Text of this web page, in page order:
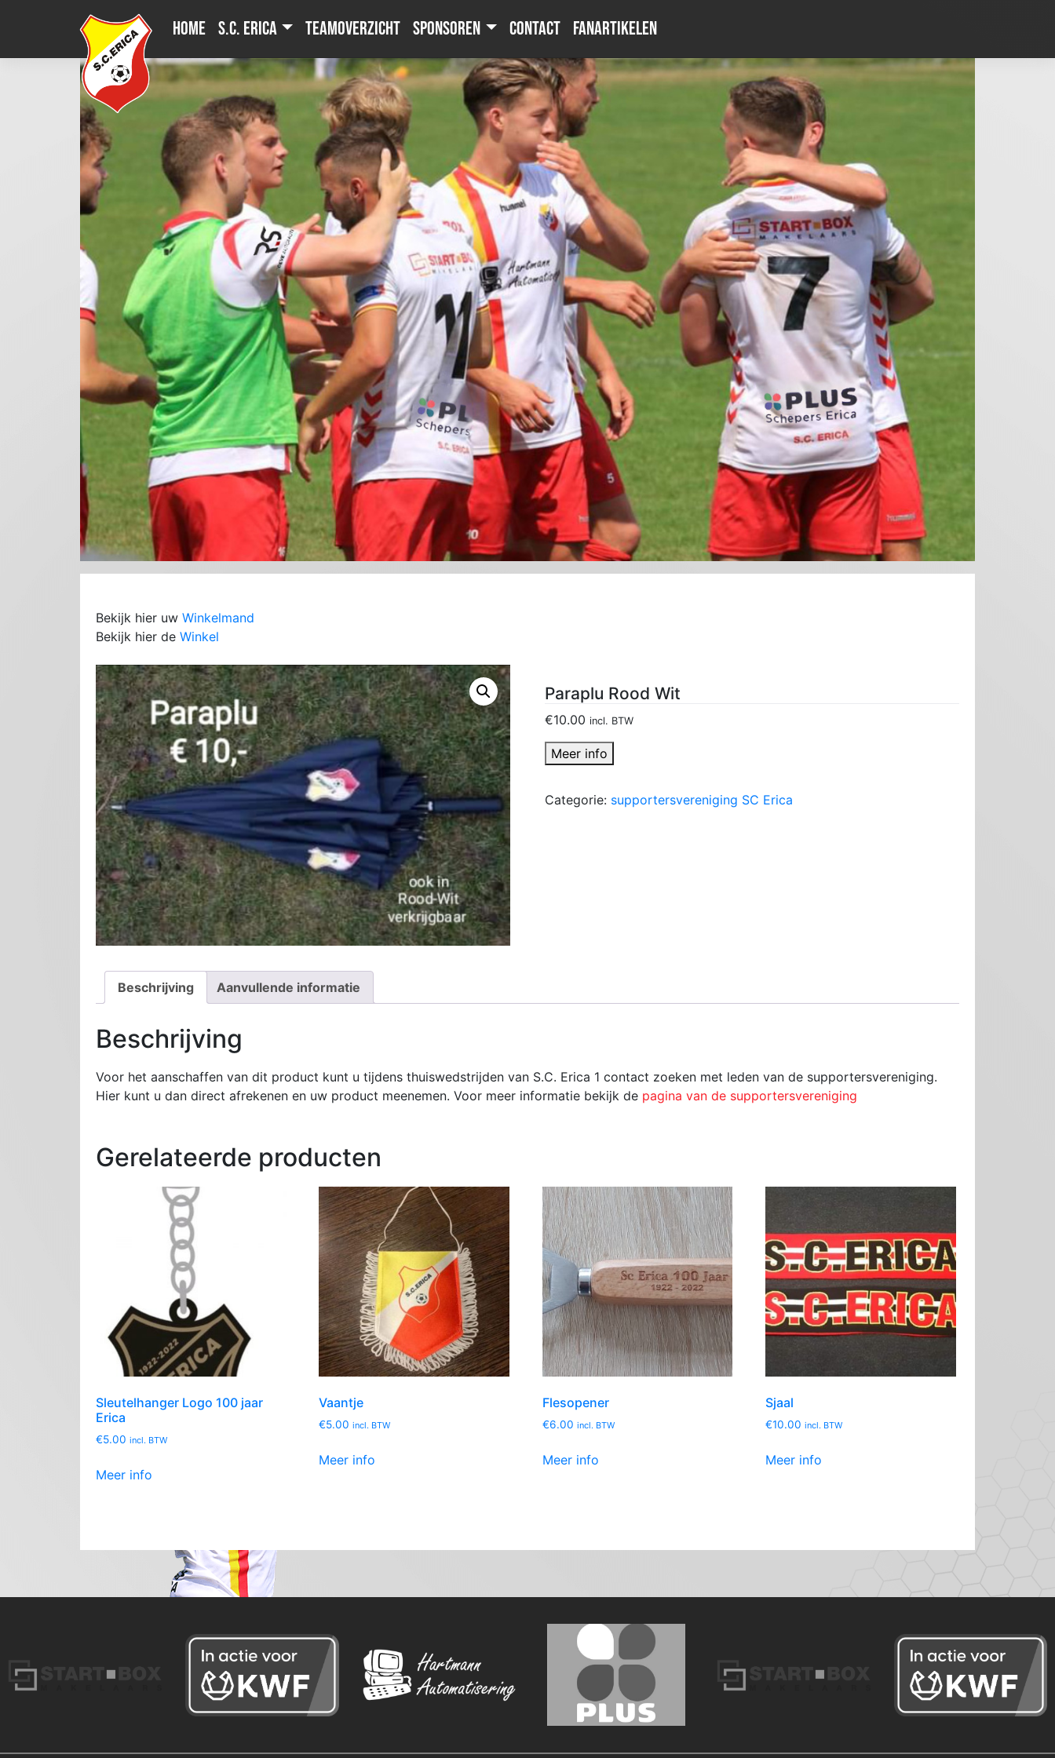
Home S.C. Erica Teamoverzicht Sponsoren Contact Fanartikelen
Bekijk hier uw Winkelmand
Bekijk hier de Winkel
Paraplu Rood Wit
€10.00 incl. BTW
Meer info
Categorie: supportersvereniging SC Erica
Beschrijving Aanvullende informatie
Beschrijving
Voor het aanschaffen van dit product kunt u tijdens thuiswedstrijden van S.C. Erica 1 contact zoeken met leden van de supportersvereniging.
Hier kunt u dan direct afrekenen en uw product meenemen. Voor meer informatie bekijk de pagina van de supportersvereniging
Gerelateerde producten
Sleutelhanger Logo 100 jaar
Erica
€5.00 incl. BTW
Meer info
Vaantje
€5.00 incl. BTW
Meer info
Flesopener
€6.00 incl. BTW
Meer info
Sjaal
€10.00 incl. BTW
Meer info